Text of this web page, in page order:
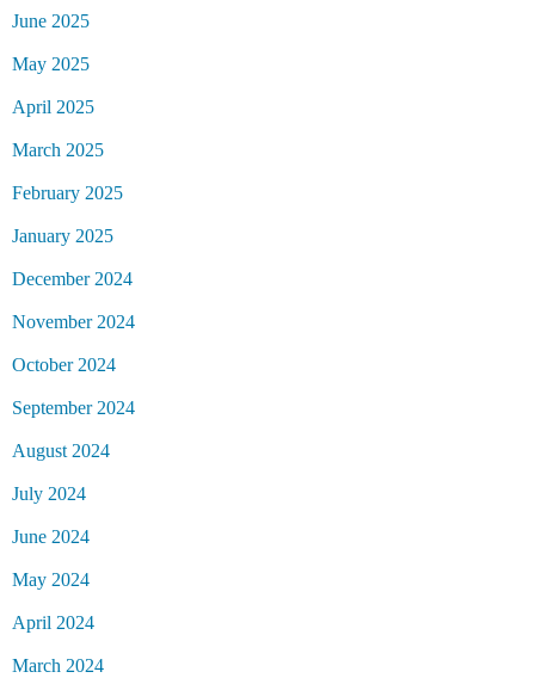
June 2025
May 2025
April 2025
March 2025
February 2025
January 2025
December 2024
November 2024
October 2024
September 2024
August 2024
July 2024
June 2024
May 2024
April 2024
March 2024